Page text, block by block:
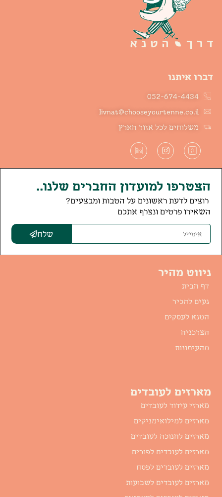
דברו איתנו
052-674-4434
livnat@chooseyourtenne.co.il
משלוחים לכל אזור הארץ
הצטרפו למועדון החברים שלנו..
רוצים לדעת ראשונים על הטבות ומבצעים?
השאירו פרטים ונצרף אתכם
שלח
ניווט מהיר
דף הבית
נעים להכיר
הטנא לעסקים
הצרכניה
מהעיתונות
מארזים לעובדים
מארזי עידוד לעובדים
מארזים למילואימניקים
מארזים לחנוכה לעובדים
מארזים לעובדים לפורים
מארזים לעובדים לפסח
מארזים לעובדים לשבועות